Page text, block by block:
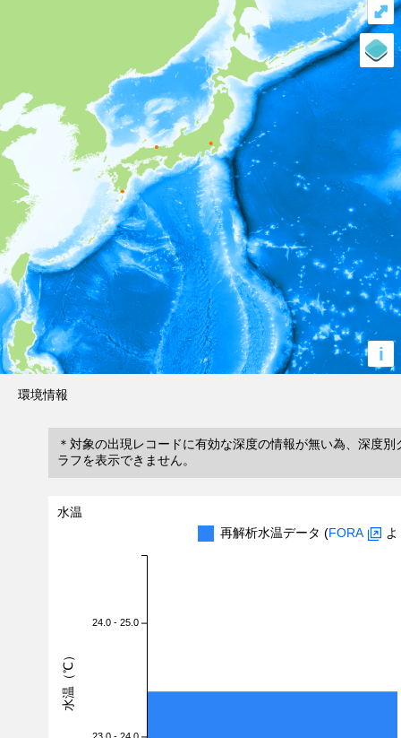
i
⤢
環境情報
＊対象の出現レコードに有効な深度の情報が無い為、深度別
ラフを表示できません。
水温
再解析水温データ (FORA
24.0 - 25.0
水温（℃）